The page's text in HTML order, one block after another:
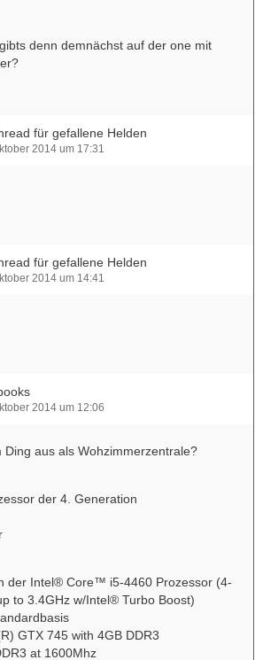
denn demnächst auf der one mit
für gefallene Helden
2014 um 17:31
für gefallene Helden
2014 um 14:41
2014 um 12:06
Ding aus als Wohzimmerzentrale?
der 4. Generation
der Intel® Core™ i5-4460 Prozessor (4-
to 3.4GHz w/Intel® Turbo Boost)
GTX 745 with 4GB DDR3
at 1600Mhz